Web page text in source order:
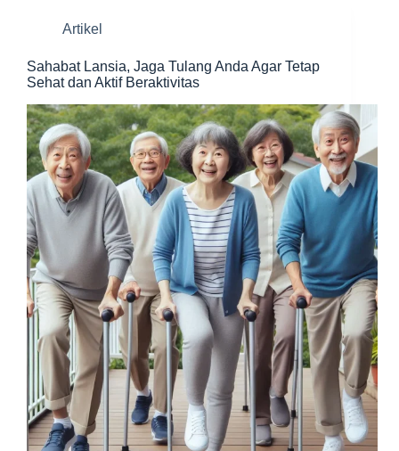
Artikel
Sahabat Lansia, Jaga Tulang Anda Agar Tetap
Sehat dan Aktif Beraktivitas